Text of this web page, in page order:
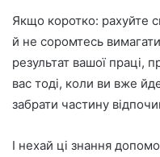
Якщо коротко: рахуйте
й не соромтесь
результат вашої праці,
вас тоді, коли ви вже
забрати частину
І нехай ці знання